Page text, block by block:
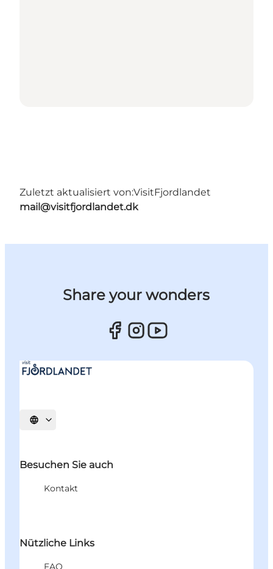
Zuletzt aktualisiert von:VisitFjordlandet
mail@visitfjordlandet.dk
Share your wonders
Sprache auswählen
Besuchen Sie auch
Kontakt
Nützliche Links
FAQ